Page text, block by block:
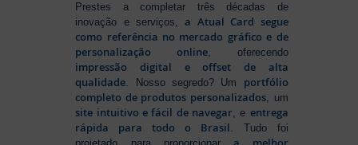
Prestes a completar três décadas de
inovação e serviços,a Atual Card segue
como referência no mercado gráfico e de
personalização online, oferecendo
impressão digital e offset de alta
qualidade. Nosso segredo? Um portfólio
completo de produtos personalizados, um
site intuitivo e fácil de navegar, e entrega
rápida para todo o Brasil. Tudo foi